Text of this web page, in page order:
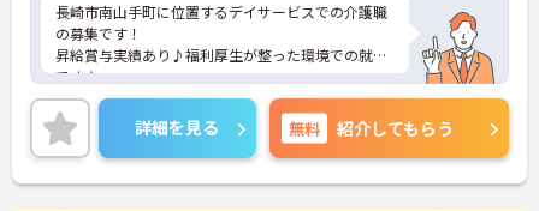
長崎市南山手町に位置するデイサービスでの介護職
の募集です！
昇給賞与実績あり♪福利厚生が整った環境での就業
です♪
ご興味のある方には、詳しく面接ポイント等お伝え
させていただきますので、お気軽にご相談くださ
い。
詳細を見る 無料 紹介してもらう